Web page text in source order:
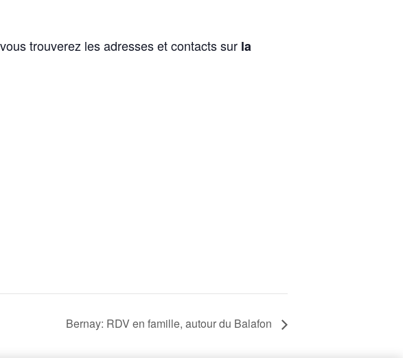
trouverez les adresses et contacts sur la
Bernay: RDV en famille, autour du Balafon